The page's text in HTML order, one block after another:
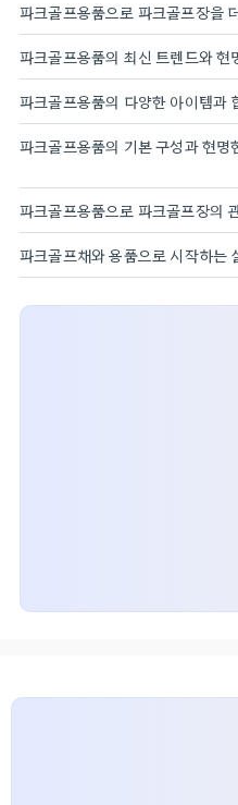
파크골프용품으로 파크골프장을
파크골프용품의 최신 트렌드와 현
파크골프용품의 다양한 아이템과
파크골프용품으로 파크골프장의
파크골프채와 용품으로 시작하는